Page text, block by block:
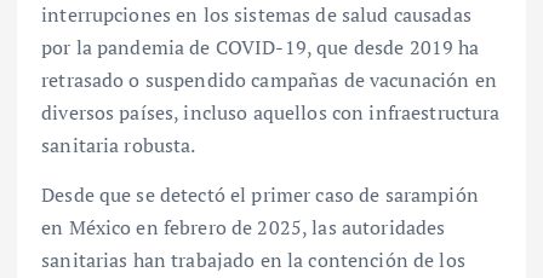
interrupciones en los sistemas de salud causadas
por la pandemia de COVID-19, que desde 2019 ha
retrasado o suspendido campañas de vacunación en
diversos países, incluso aquellos con infraestructura
sanitaria robusta.
Desde que se detectó el primer caso de sarampión
en México en febrero de 2025, las autoridades
sanitarias han trabajado en la contención de los